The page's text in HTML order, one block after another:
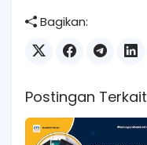
Bagikan:
Postingan Terkait